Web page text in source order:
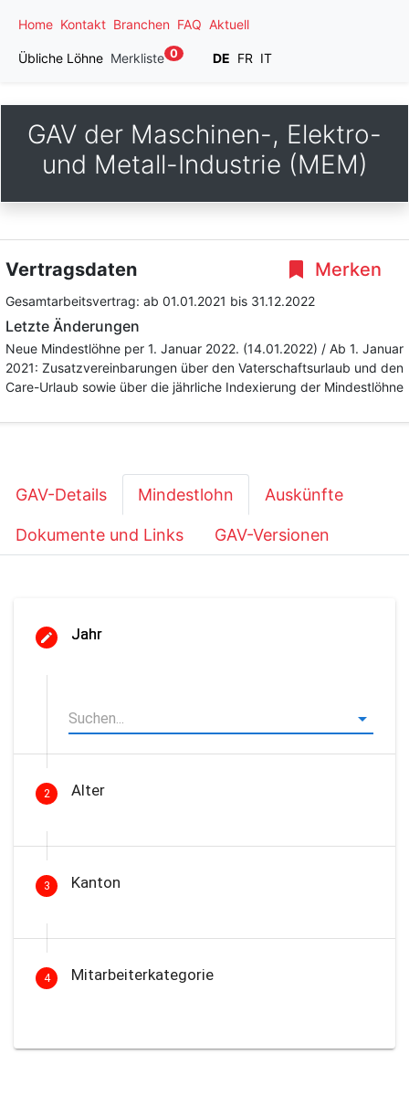
Home Kontakt Branchen FAQ Aktuell
Übliche Löhne Merkliste 0 DE FR IT
GAV der Maschinen-, Elektro-
und Metall-Industrie (MEM)
Merken
Vertragsdaten
Gesamtarbeitsvertrag: ab 01.01.2021 bis 31.12.2022
Letzte Änderungen
Neue Mindestlöhne per 1. Januar 2022. (14.01.2022) / Ab 1. Januar
2021: Zusatzvereinbarungen über den Vaterschaftsurlaub und den
Care-Urlaub sowie über die jährliche Indexierung der Mindestlöhne
GAV-Details Mindestlohn Auskünfte
Dokumente und Links GAV-Versionen
Jahr
2 Alter
3 Kanton
4 Mitarbeiterkategorie